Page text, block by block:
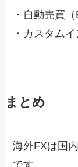
・自動売買
・カスタム
まとめ
海外FXは国
です。